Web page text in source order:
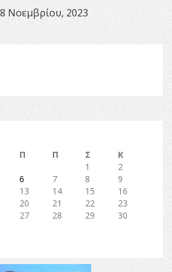
Νοεμβρίου, 2023
Π Π Σ
Κ
1
2
6 7 8
9
13 14 15
16
20 21 22
23
27 28 29
30